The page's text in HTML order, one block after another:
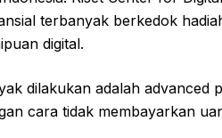
terbanyak berkedok
digital.
dilakukan adalah
cara tidak membayarkan